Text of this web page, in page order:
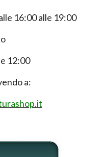
16:00 alle 19:00
12:00
a: